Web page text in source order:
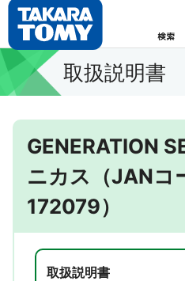
検索
取扱説明書
GENERATION
ニカス（JAN
172079）
取扱説明書